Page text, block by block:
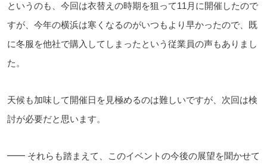
というのも、今回は衣替えの時期を狙って11月に開催したので
すが、今年の横浜は寒くなるのがいつもより早かったので、既
に冬服を他社で購入してしまったという従業員の声もありまし
た。
天候も加味して開催日を見極めるのは難しいですが、次回は検
討が必要だと思います。
━━ それらも踏まえて、このイベントの今後の展望を聞かせて